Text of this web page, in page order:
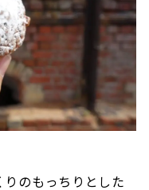
のもっちりとした